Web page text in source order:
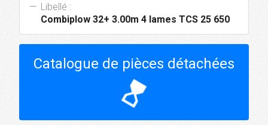
Libellé :
Combiplow 32+ 3.00m 4 lames TCS 25 650
Catalogue de pièces détachées
hourglass_top